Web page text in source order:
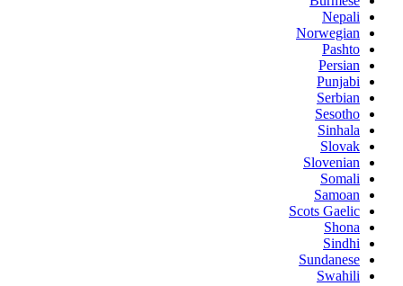
Nepali
Norwegian
Pashto
Persian
Punjabi
Serbian
Sesotho
Sinhala
Slovak
Slovenian
Somali
Samoan
Scots Gaelic
Shona
Sindhi
Sundanese
Swahili